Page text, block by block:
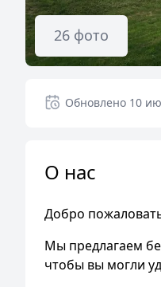
26 фото
Обновлено 10
О нас
Добро
Мы предлагаем
чтобы вы могли